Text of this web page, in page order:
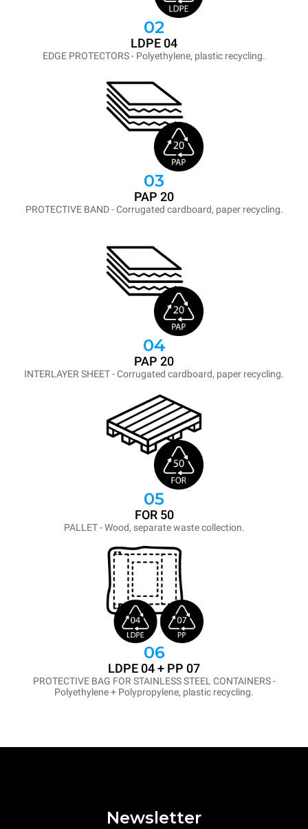
02
LDPE 04
EDGE PROTECTORS - Polyethylene, plastic recycling.
03
PAP 20
PROTECTIVE BAND - Corrugated cardboard, paper recycling.
04
PAP 20
INTERLAYER SHEET - Corrugated cardboard, paper recycling.
05
FOR 50
PALLET - Wood, separate waste collection.
06
LDPE 04 + PP 07
PROTECTIVE BAG FOR STAINLESS STEEL CONTAINERS -
Polyethylene + Polypropylene, plastic recycling.
Newsletter